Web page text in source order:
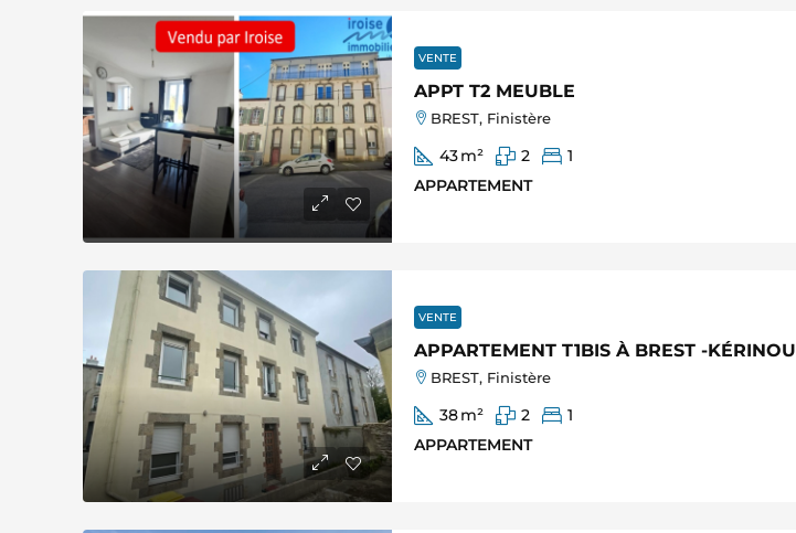
VENTE
APPT T2 MEUBLE
BREST, Finistère
43m² 2
1
APPARTEMENT
VENTE
APPARTEMENT T1BIS À BREST -KÉRINOU
BREST, Finistère
38m² 2
1
APPARTEMENT